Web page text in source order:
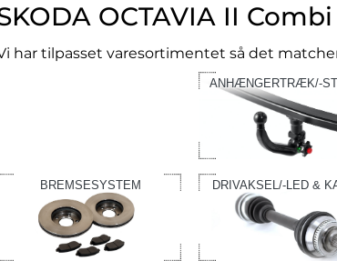
OCTAVIA II Combi
har tilpasset varesortimentet så det
ANHÆNGERTRÆK/-
BREMSESYSTEM DRIVAKSEL/-LED &